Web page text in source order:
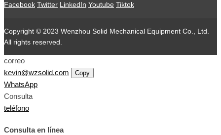
Facebook Twitter LinkedIn Youtube Tiktok
Copyright © 2023 Wenzhou Solid Mechanical Equipment Co., Ltd.
All rights reserved.
correo
kevin@wzsolid.com
Copy
WhatsApp
Consulta
teléfono
Consulta en línea